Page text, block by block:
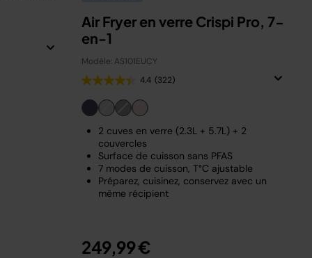
Air Fryer en verre Crispi Pro, 7-
en-1
Modèle: AS101EUCY
4.4 (322)
2 cuves en verre (2.3L + 5.7L) + 2
couvercles
Surface de cuisson sans PFAS
7 modes de cuisson, T°C ajustable
Préparez, cuisinez, conservez avec un
même récipient
249,99 €